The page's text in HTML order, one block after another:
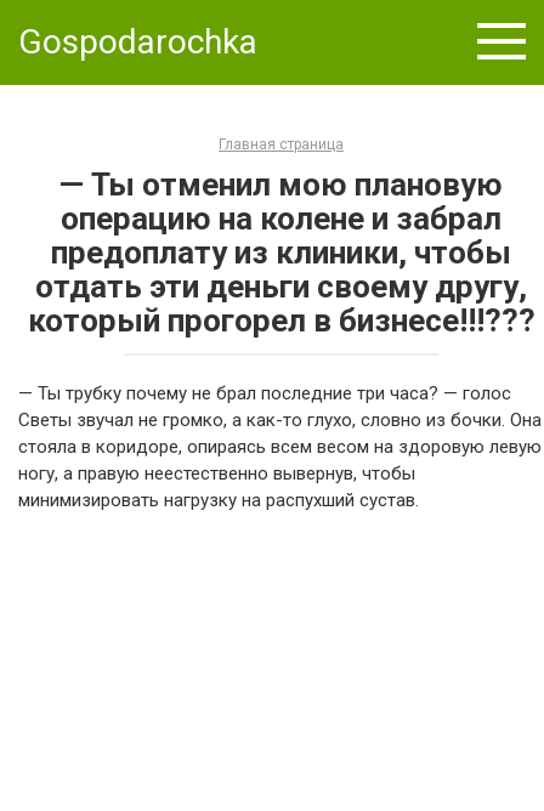
Gospodarochka
Главная страница
— Ты отменил мою плановую
операцию на колене и забрал
предоплату из клиники, чтобы
отдать эти деньги своему другу,
который прогорел в бизнесе!!!???
— Ты трубку почему не брал последние три часа? — голос
Светы звучал не громко, а как-то глухо, словно из бочки. Она
стояла в коридоре, опираясь всем весом на здоровую левую
ногу, а правую неестественно вывернув, чтобы
минимизировать нагрузку на распухший сустав.